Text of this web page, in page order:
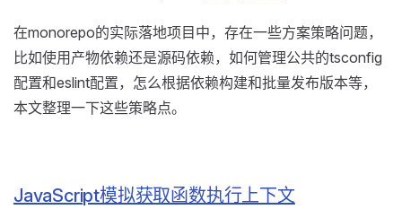
在monorepo的实际落地项目中，存在一些方案策略问题，
比如使用产物依赖还是源码依赖，如何管理公共的tsconfig
配置和eslint配置，怎么根据依赖构建和批量发布版本等，
本文整理一下这些策略点。
JavaScript模拟获取函数执行上下文